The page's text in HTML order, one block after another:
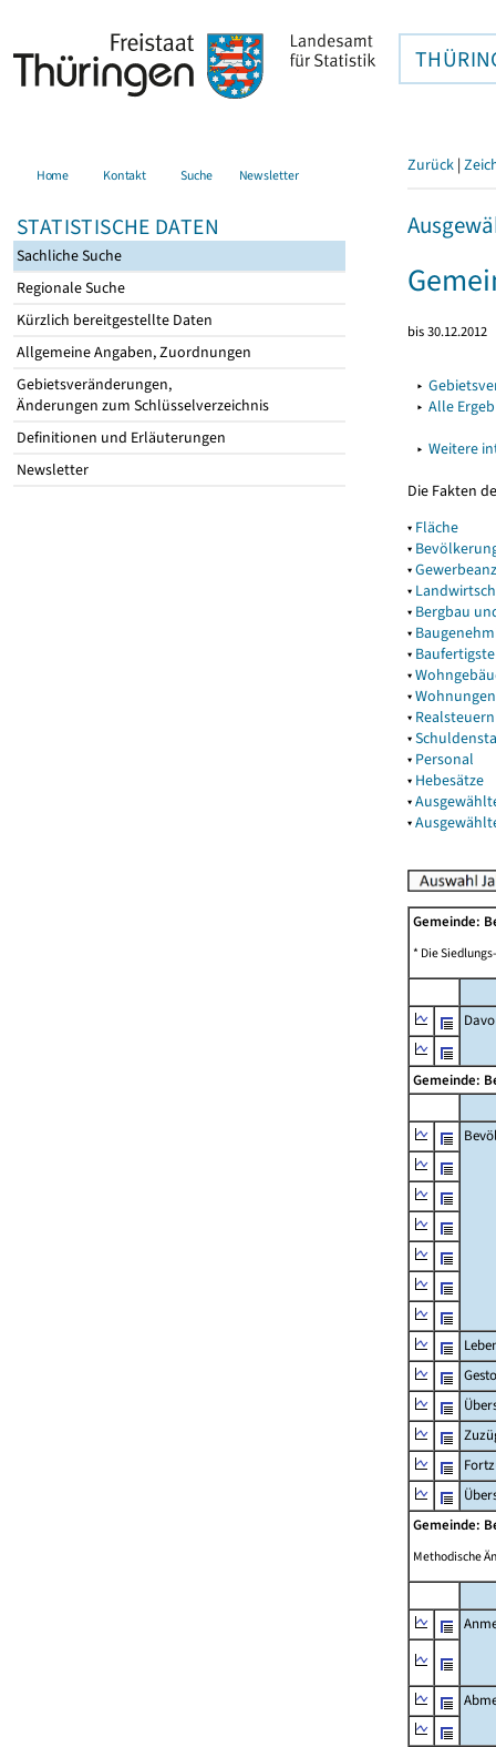
Home Kontakt Suche Newsletter
STATISTISCHE DATEN
Sachliche Suche
Regionale Suche
Kürzlich bereitgestellte Daten
Allgemeine Angaben, Zuordnungen
Gebietsveränderungen,
Änderungen zum Schlüsselverzeichnis
Definitionen und Erläuterungen
Newsletter
Zurück |
bis 30.12.2012
▸
▸ Alle
▸ Weitere
Die Fakten
▾ Fläche
▾
▾
▾
▾ Bergbau
▾
▾
▾
▾Wohnungen
▾ Realsteuern
▾
▾ Personal
▾ Hebesätze
▾
▾
Gemeinde:
* Die
Gemeinde:
Gemeinde:
Methodische